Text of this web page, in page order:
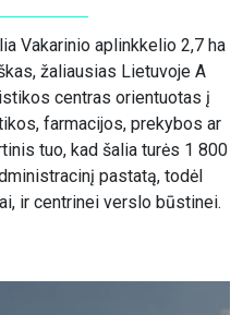
Vakarinio aplinkkelio 2,7 ha
žaliausias Lietuvoje A
centras orientuotas į
farmacijos, prekybos ar
tuo, kad šalia turės 1 800
pastatą, todėl
ir centrinei verslo būstinei.